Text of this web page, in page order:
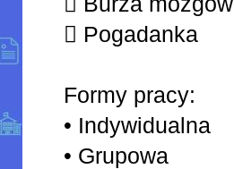
 Pogadanka
Formy pracy:
• Indywidualna
• Grupowa